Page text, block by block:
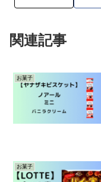
関連記事
お菓子
お菓子